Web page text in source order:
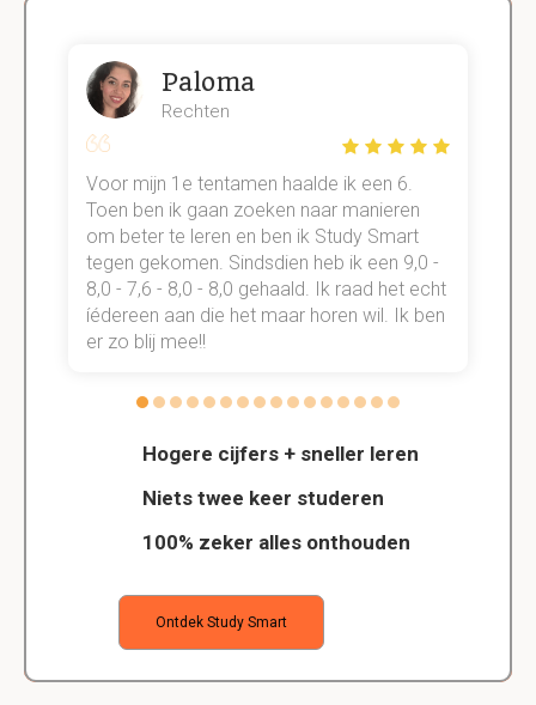
Hogere cijfers + sneller leren
Niets twee keer studeren
100% zeker alles onthouden
Ontdek Study Smart
Paloma
Rechten
Voor mijn 1e tentamen haalde ik een 6.
Toen ben ik gaan zoeken naar manieren
om beter te leren en ben ik Study Smart
tegen gekomen. Sindsdien heb ik een 9,0 -
8,0 - 7,6 - 8,0 - 8,0 gehaald. Ik raad het echt
íédereen aan die het maar horen wil. Ik ben
er zo blij mee!!